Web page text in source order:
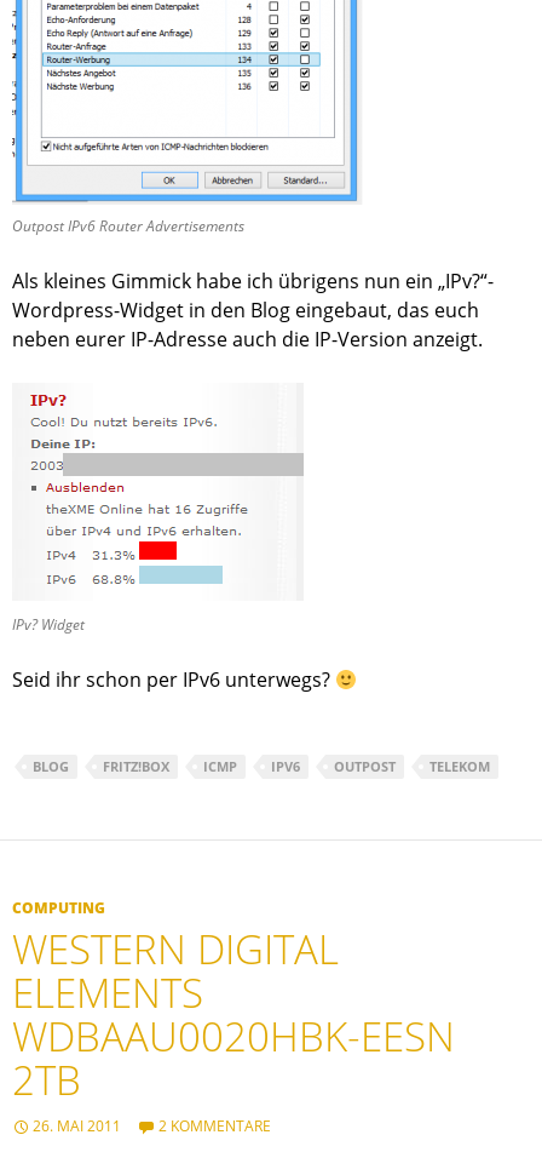
Outpost IPv6 Router Advertisements
Als kleines Gimmick habe ich übrigens nun ein „IPv?“-
Wordpress-Widget in den Blog eingebaut, das euch
neben eurer IP-Adresse auch die IP-Version anzeigt.
IPv? Widget
Seid ihr schon per IPv6 unterwegs?
BLOG FRITZ!BOX ICMP IPV6 OUTPOST TELEKOM
COMPUTING
WESTERN DIGITAL
ELEMENTS
WDBAAU0020HBK-EESN
2TB
26. MAI 2011 2 KOMMENTARE